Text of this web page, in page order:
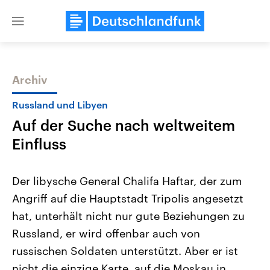
Close
Themen
Landtagswahl Sachsen-Anhalt
2026
Alle Informationen
Sachsen-Anhalt wählt am 6.
September 2026 einen neuen
Landtag. Seit 2021 wird das
Bundesland von einer Koalition aus
USA
Aktuelle Beiträge,
Hintergründe
Wirtschaftlich und
gehören die Vereinigten
den mächtigsten Ländern
mit großem Einfluss auf
Archiv
Russland und Libyen
Auf der Suche nach weltweitem
Einfluss
Der libysche General Chalifa Haftar, der zum
Angriff auf die Hauptstadt Tripolis angesetzt
hat, unterhält nicht nur gute Beziehungen zu
Russland, er wird offenbar auch von
russischen Soldaten unterstützt. Aber er ist